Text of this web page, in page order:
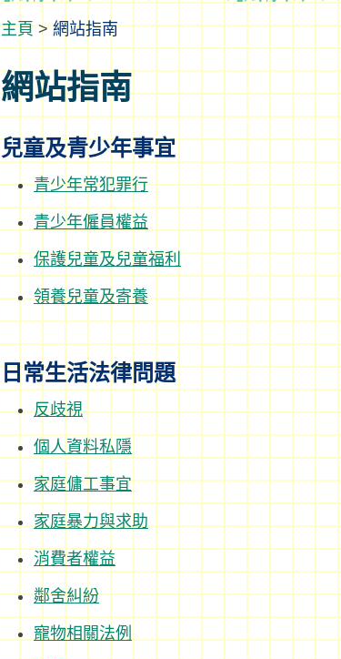
>網站指南
網站指南
兒童及青少年事宜
青少年常犯罪行
青少年僱員權益
保護兒童及兒童福利
領養兒童及寄養
日常生活法律問題
反歧視
個人資料私隱
家庭傭工事宜
家庭暴力與求助
消費者權益
鄰舍糾紛
寵物相關法例